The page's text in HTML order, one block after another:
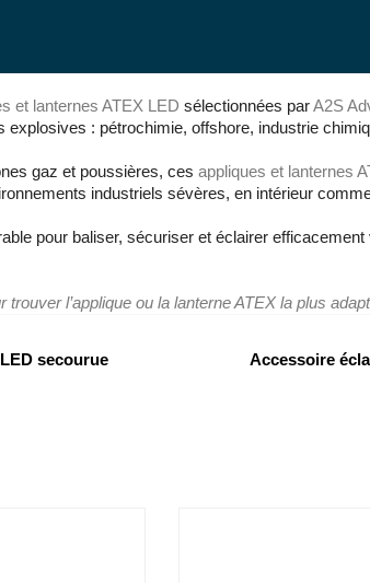
et lanternes ATEX LED sélectionnées parA2S
explosives : pétrochimie, offshore, industrie
gaz et poussières, ces appliques et lanternes
industriels sévères, en intérieur
pour baliser, sécuriser et éclairer
trouver l’applique ou la lanterne ATEX la plus
secourue Accessoire